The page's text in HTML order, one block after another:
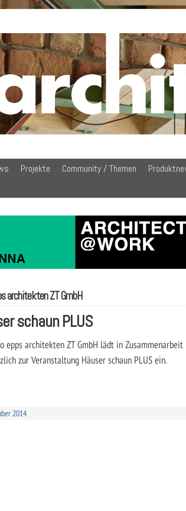
Projekte Community / Themen
architekten ZT GmbH
schaun PLUS
epps architekten ZT GmbH lädt in
zur Veranstaltung Häuser schaun PLUS ein.
2014